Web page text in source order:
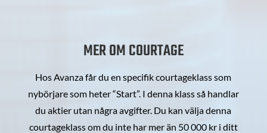
MER OM COURTAGE
Hos Avanza får du en specifik courtageklass som
nybörjare som heter “Start”. I denna klass så handlar
du aktier utan några avgifter. Du kan välja denna
courtageklass om du inte har mer än 50 000 kr i ditt